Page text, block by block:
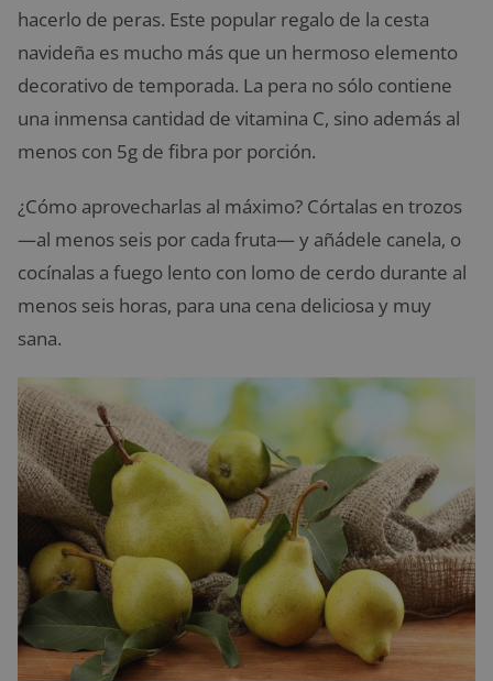
hacerlo de peras. Este popular regalo de la cesta
navideña es mucho más que un hermoso elemento
decorativo de temporada. La pera no sólo contiene
una inmensa cantidad de vitamina C, sino además al
menos con 5g de fibra por porción.
¿Cómo aprovecharlas al máximo? Córtalas en trozos
—al menos seis por cada fruta— y añádele canela, o
cocínalas a fuego lento con lomo de cerdo durante al
menos seis horas, para una cena deliciosa y muy
sana.